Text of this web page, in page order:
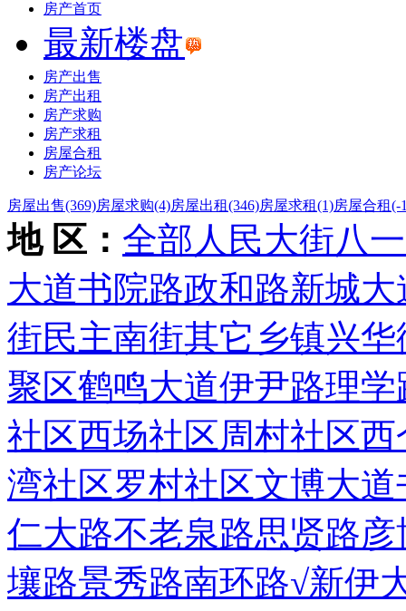
房产首页
最新楼盘
房产出售
房产出租
房产求购
房产求租
房屋合租
房产论坛
房屋出售(369)房屋求购(4)房屋出租(346)房屋求租(1)房屋合租(-
地 区： 全部 人民大街八
大道书院路政和路新城大
街民主南街其它乡镇兴华
聚区鹤鸣大道伊尹路理学
社区西场社区周村社区西
湾社区罗村社区文博大道
仁大路不老泉路思贤路
壤路景秀路南环路√新伊